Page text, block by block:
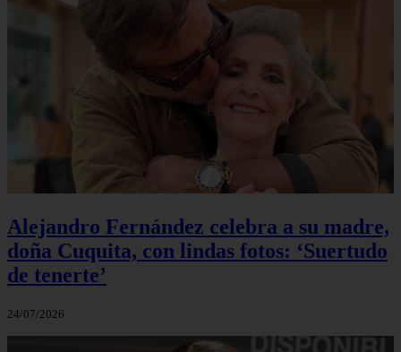
Alejandro Fernández celebra a su madre,
doña Cuquita, con lindas fotos: ‘Suertudo
de tenerte’
24/07/2026